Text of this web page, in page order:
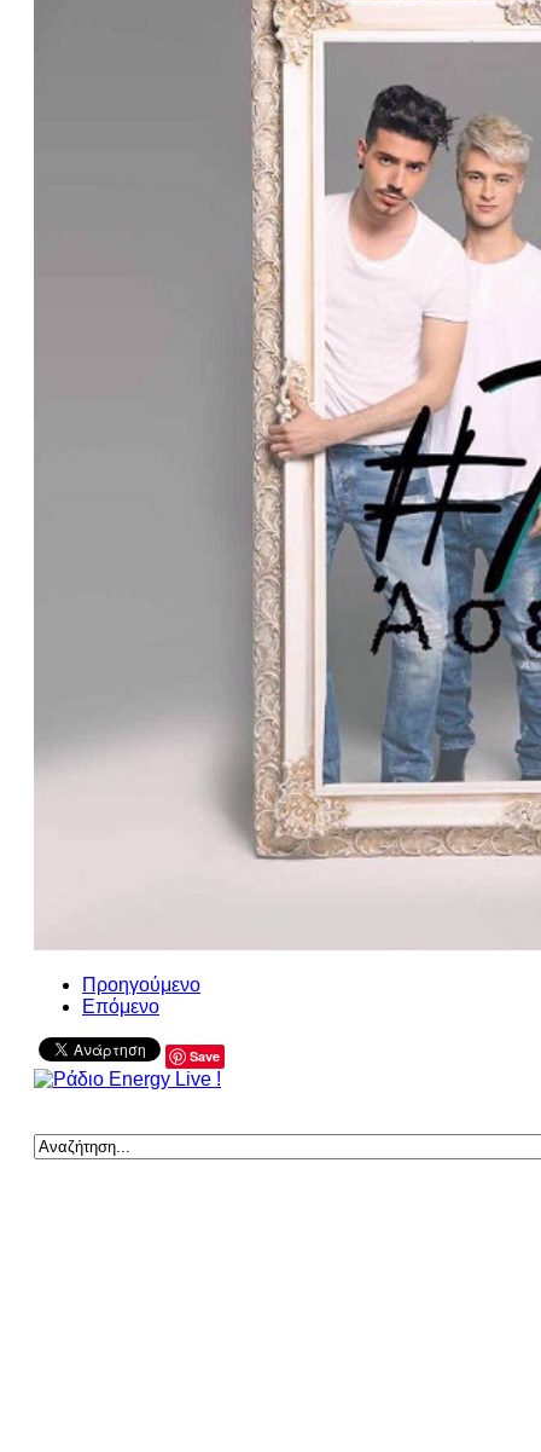
Προηγούμενο
Επόμενο
Save